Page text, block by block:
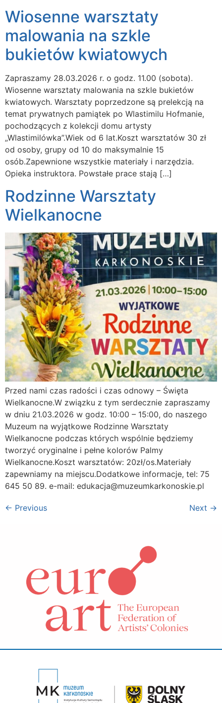
Wiosenne warsztaty
malowania na szkle
bukietów kwiatowych
Zapraszamy 28.03.2026 r. o godz. 11.00 (sobota).
Wiosenne warsztaty malowania na szkle bukietów
kwiatowych. Warsztaty poprzedzone są prelekcją na
temat prywatnych pamiątek po Wlastimilu Hofmanie,
pochodzących z kolekcji domu artysty
„Wlastimilówka”.Wiek od 6 lat.Koszt warsztatów 30 zł
od osoby, grupy od 10 do maksymalnie 15
osób.Zapewnione wszystkie materiały i narzędzia.
Opieka instruktora. Powstałe prace stają […]
Rodzinne Warsztaty
Wielkanocne
Przed nami czas radości i czas odnowy – Święta
Wielkanocne.W związku z tym serdecznie zapraszamy
w dniu 21.03.2026 w godz. 10:00 – 15:00, do naszego
Muzeum na wyjątkowe Rodzinne Warsztaty
Wielkanocne podczas których wspólnie będziemy
tworzyć oryginalne i pełne kolorów Palmy
Wielkanocne.Koszt warsztatów: 20zł/os.Materiały
zapewniamy na miejscu.Dodatkowe informacje, tel: 75
645 50 89. e-mail: edukacja@muzeumkarkonoskie.pl
← Previous Next →